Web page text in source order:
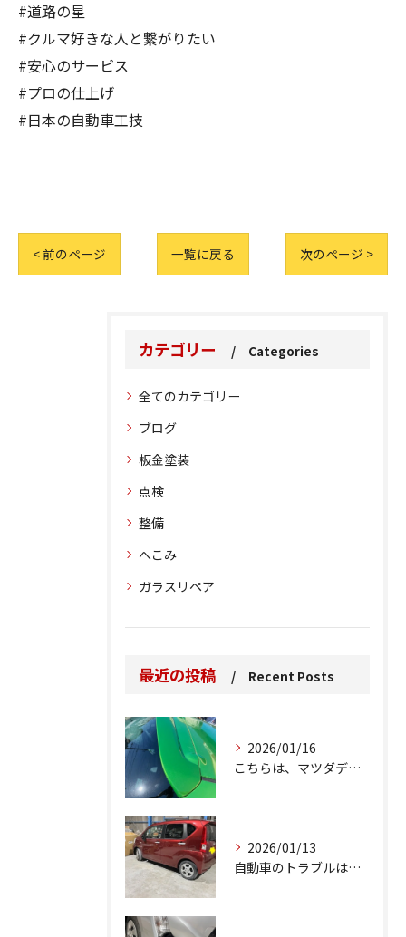
#道路の星
#クルマ好きな人と繋がりたい
#安心のサービス
#プロの仕上げ
#日本の自動車工技
< 前のページ 一覧に戻る 次のページ >
カテゴリー Categories
全てのカテゴリー
ブログ
板金塗装
点検
整備
へこみ
ガラスリペア
最近の投稿 Recent Posts
2026/01/16
こちらは、マツダデミオのゲートのルーフスポイラーで、経年劣化...
2026/01/13
自動車のトラブルは、日常生活において避けられない出来事の一つ...